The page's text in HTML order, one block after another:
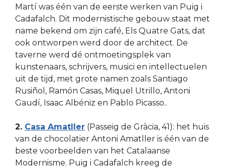
Martí was één van de eerste werken van Puig i
Cadafalch. Dit modernistische gebouw staat met
name bekend om zijn café, Els Quatre Gats, dat
ook ontworpen werd door de architect. De
taverne werd dé ontmoetingsplek van
kunstenaars, schrijvers, musici en intellectuelen
uit de tijd, met grote namen zoals Santiago
Rusiñol, Ramón Casas, Miquel Utrillo, Antoni
Gaudí, Isaac Albéniz en Pablo Picasso..
2. Casa Amatller (Passeig de Gràcia, 41): het huis
van de chocolatier Antoni Amatller is één van de
beste voorbeelden van het Catalaanse
Modernisme. Puig i Cadafalch kreeg de